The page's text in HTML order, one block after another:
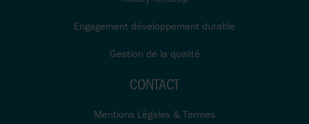
Engagement développement durable
Gestion de la qualité
CONTACT
Mentions Légales & Termes